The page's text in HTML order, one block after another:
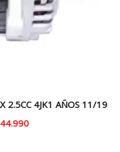
2.5CC 4JK1 AÑOS 11/19
El